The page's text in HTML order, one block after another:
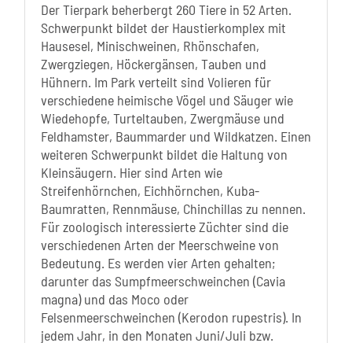
Der Tierpark beherbergt 260 Tiere in 52 Arten.
Schwerpunkt bildet der Haustierkomplex mit
Hausesel, Minischweinen, Rhönschafen,
Zwergziegen, Höckergänsen, Tauben und
Hühnern. Im Park verteilt sind Volieren für
verschiedene heimische Vögel und Säuger wie
Wiedehopfe, Turteltauben, Zwergmäuse und
Feldhamster, Baummarder und Wildkatzen. Einen
weiteren Schwerpunkt bildet die Haltung von
Kleinsäugern. Hier sind Arten wie
Streifenhörnchen, Eichhörnchen, Kuba-
Baumratten, Rennmäuse, Chinchillas zu nennen.
Für zoologisch interessierte Züchter sind die
verschiedenen Arten der Meerschweine von
Bedeutung. Es werden vier Arten gehalten;
darunter das Sumpfmeerschweinchen (Cavia
magna) und das Moco oder
Felsenmeerschweinchen (Kerodon rupestris). In
jedem Jahr, in den Monaten Juni/Juli bzw.